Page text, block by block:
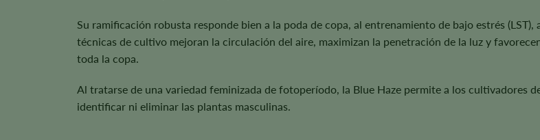
Su ramificación robusta responde bien a la poda de copa, al entrenamiento de bajo estrés
técnicas de cultivo mejoran la circulación del aire, maximizan la penetración de la luz y
toda la copa.
Al tratarse de una variedad feminizada de fotoperíodo, la Blue Haze permite a los cultivadores
identificar ni eliminar las plantas masculinas.